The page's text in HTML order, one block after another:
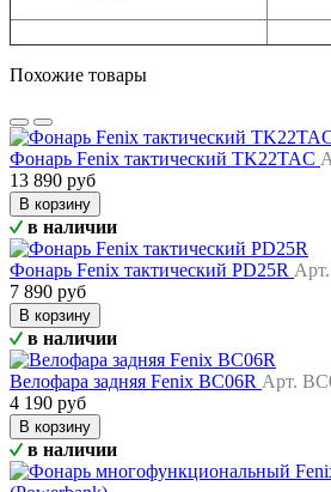
Похожие товары
Фонарь Fenix тактический TK22TAC
13 890 руб
В корзину
в наличии
Фонарь Fenix тактический PD25R
7 890 руб
В корзину
в наличии
Велофара задняя Fenix BC06R Арт.
4 190 руб
В корзину
в наличии